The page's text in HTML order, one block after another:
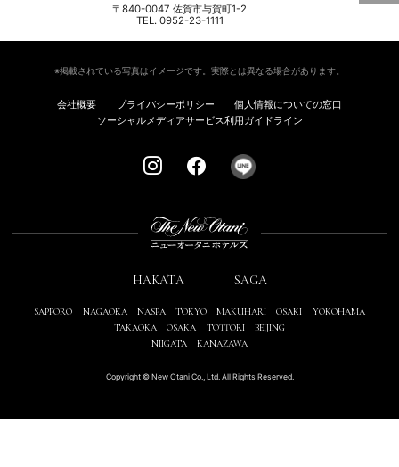
〒840-0047 佐賀市与賀町1-2
TEL. 0952-23-1111
※掲載されている写真はイメージです。実際とは異なる場合があります。
会社概要 プライバシーポリシー
個人情報についての窓口
ソーシャルメディアサービス利用ガイドライン
HAKATA SAGA
SAPPORO NAGAOKA NASPA TOKYO MAKUHARI OSAKI
YOKOHAMA
TAKAOKA
OSAKA TOTTORI
BEIJING
NIIGATA
KANAZAWA
Copyright © New Otani Co., Ltd. All Rights Reserved.